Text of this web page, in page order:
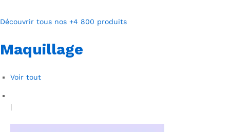
Découvrir tous nos +4 800 produits
Maquillage
Voir tout
|